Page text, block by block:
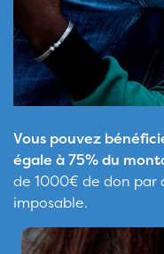
Vous pouvez
égale à 75% du
de 1000€ de don par
imposable.